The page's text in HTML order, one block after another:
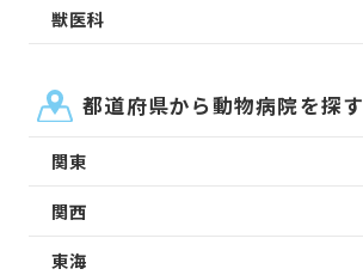
獣医科
都道府県から動物病院を探す
関東
関西
東海